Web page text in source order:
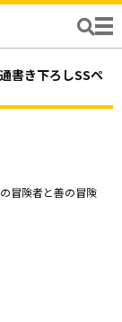
書き下ろしSSペ
冒険者と善の冒険